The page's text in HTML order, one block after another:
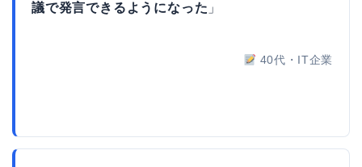
議で発言できるようになった 」
40代・IT企業